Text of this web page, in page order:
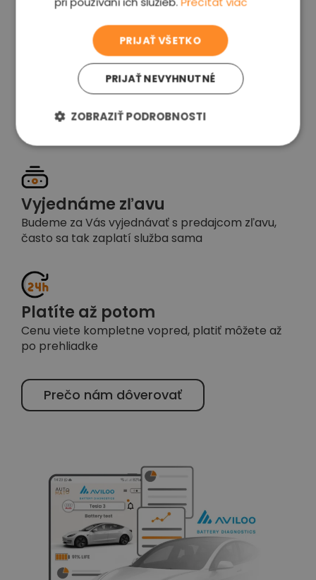
voľba
Garancia spokojnosti
Pokiaľ nebudete s našou prácou spokojní,
Vyjednáme zľavu
Budeme za Vás vyjednávať s predajcom zľavu,
často sa tak zaplatí služba sama
Platíte až potom
Cenu viete kompletne vopred, platiť môžete až
po prehliadke
Prečo nám dôverovať
PRIJAŤ VŠETKO
PRIJAŤ NEVYHNUTNÉ
ZOBRAZIŤ PODROBNOSTI